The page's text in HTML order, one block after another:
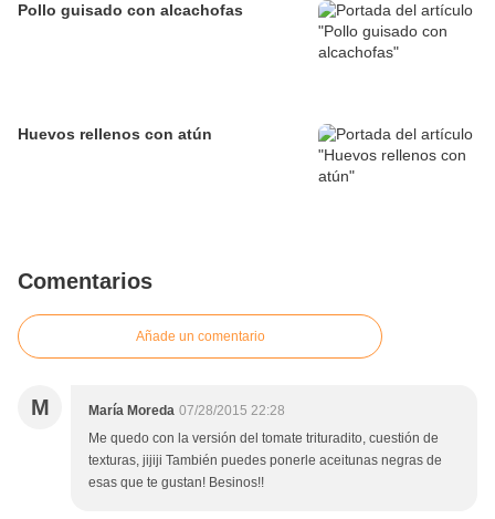
Pollo guisado con alcachofas
Huevos rellenos con atún
Comentarios
Añade un comentario
M María Moreda 07/28/2015 22:28
Me quedo con la versión del tomate trituradito, cuestión de
texturas, jijiji También puedes ponerle aceitunas negras de
esas que te gustan! Besinos!!